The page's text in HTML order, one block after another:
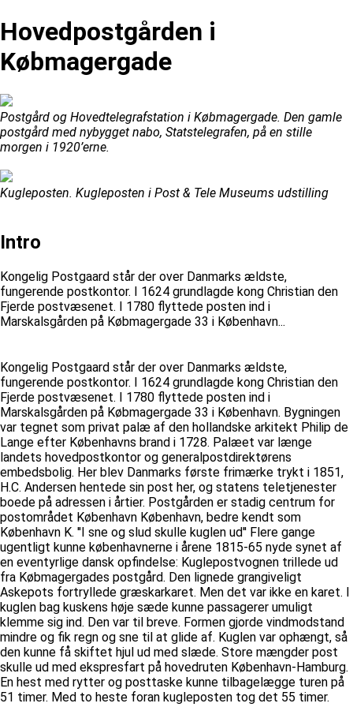
Hovedpostgården i
Købmagergade
Postgård og Hovedtelegrafstation i Købmagergade. Den gamle
postgård med nybygget nabo, Statstelegrafen, på en stille
morgen i 1920’erne.
Kugleposten. Kugleposten i Post & Tele Museums udstilling
Intro
Kongelig Postgaard står der over Danmarks ældste,
fungerende postkontor. I 1624 grundlagde kong Christian den
Fjerde postvæsenet. I 1780 flyttede posten ind i
Marskalsgården på Købmagergade 33 i København...
Kongelig Postgaard står der over Danmarks ældste,
fungerende postkontor. I 1624 grundlagde kong Christian den
Fjerde postvæsenet. I 1780 flyttede posten ind i
Marskalsgården på Købmagergade 33 i København. Bygningen
var tegnet som privat palæ af den hollandske arkitekt Philip de
Lange efter Københavns brand i 1728. Palæet var længe
landets hovedpostkontor og generalpostdirektørens
embedsbolig. Her blev Danmarks første frimærke trykt i 1851,
H.C. Andersen hentede sin post her, og statens teletjenester
boede på adressen i årtier. Postgården er stadig centrum for
postområdet København København, bedre kendt som
København K. ''I sne og slud skulle kuglen ud'' Flere gange
ugentligt kunne københavnerne i årene 1815-65 nyde synet af
en eventyrlige dansk opfindelse: Kuglepostvognen trillede ud
fra Købmagergades postgård. Den lignede grangiveligt
Askepots fortryllede græskarkaret. Men det var ikke en karet. I
kuglen bag kuskens høje sæde kunne passagerer umuligt
klemme sig ind. Den var til breve. Formen gjorde vindmodstand
mindre og fik regn og sne til at glide af. Kuglen var ophængt, så
den kunne få skiftet hjul ud med slæde. Store mængder post
skulle ud med ekspresfart på hovedruten København-Hamburg.
En hest med rytter og posttaske kunne tilbagelægge turen på
51 timer. Med to heste foran kugleposten tog det 55 timer.